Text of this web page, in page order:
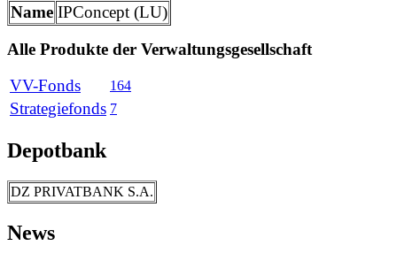
Name IPConcept (LU)
Alle Produkte der Verwaltungsgesellschaft
VV-Fonds
164
Strategiefonds 7
Depotbank
DZ PRIVATBANK S.A.
News